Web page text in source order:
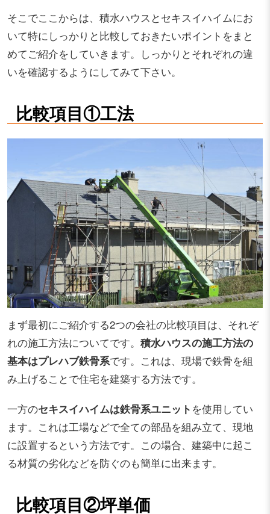
そこでここからは、積水ハウスとセキスイハイムにお
いて特にしっかりと比較しておきたいポイントをまと
めてご紹介をしていきます。しっかりとそれぞれの違
いを確認するようにしてみて下さい。
比較項目①工法
まず最初にご紹介する2つの会社の比較項目は、それぞ
れの施工方法についてです。 積水ハウスの施工方法の
基本はプレハブ鉄骨系です。これは、現場で鉄骨を組
み上げることで住宅を建築する方法です。
一方のセキスイハイムは鉄骨系ユニット を使用してい
ます。これは工場などで全ての部品を組み立て、現地
に設置するという方法です。この場合、建築中に起こ
る材質の劣化などを防ぐのも簡単に出来ます。
比較項目②坪単価